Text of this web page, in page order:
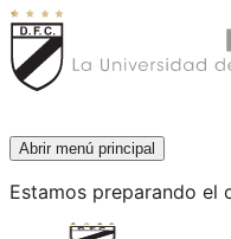
Abrir menú principal
Estamos preparando el